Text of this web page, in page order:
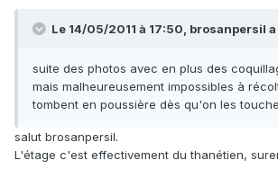
Le 14/05/2011 à 17:50, brosanpersil
suite des photos avec en plus des
mais malheureusement impossibles à
tombent en poussière dès qu'on les
salut brosanpersil.
L'étage c'est effectivement du thanétien,